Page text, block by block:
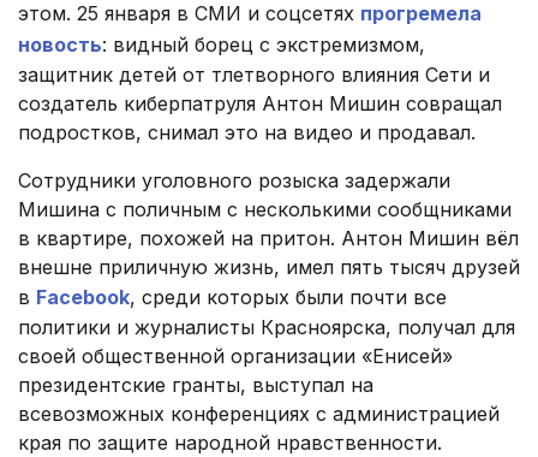
этом. 25 января в СМИ и соцсетях прогремела
новость: видный борец с экстремизмом,
защитник детей от тлетворного влияния Сети и
создатель киберпатруля Антон Мишин совращал
подростков, снимал это на видео и продавал.
Сотрудники уголовного розыска задержали
Мишина с поличным с несколькими сообщниками
в квартире, похожей на притон. Антон Мишин вёл
внешне приличную жизнь, имел пять тысяч друзей
в Facebook, среди которых были почти все
политики и журналисты Красноярска, получал для
своей общественной организации «Енисей»
президентские гранты, выступал на
всевозможных конференциях с администрацией
края по защите народной нравственности.